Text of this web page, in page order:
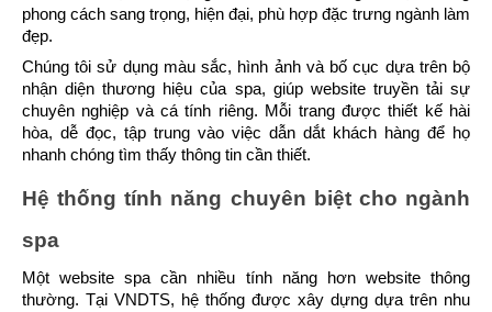
phong cách sang trọng, hiện đại, phù hợp đặc trưng ngành làm
đẹp.
Chúng tôi sử dụng màu sắc, hình ảnh và bố cục dựa trên bộ
nhận diện thương hiệu của spa, giúp website truyền tải sự
chuyên nghiệp và cá tính riêng. Mỗi trang được thiết kế hài
hòa, dễ đọc, tập trung vào việc dẫn dắt khách hàng để họ
nhanh chóng tìm thấy thông tin cần thiết.
Hệ thống tính năng chuyên biệt cho ngành
spa
Một website spa cần nhiều tính năng hơn website thông
thường. Tại VNDTS, hệ thống được xây dựng dựa trên nhu